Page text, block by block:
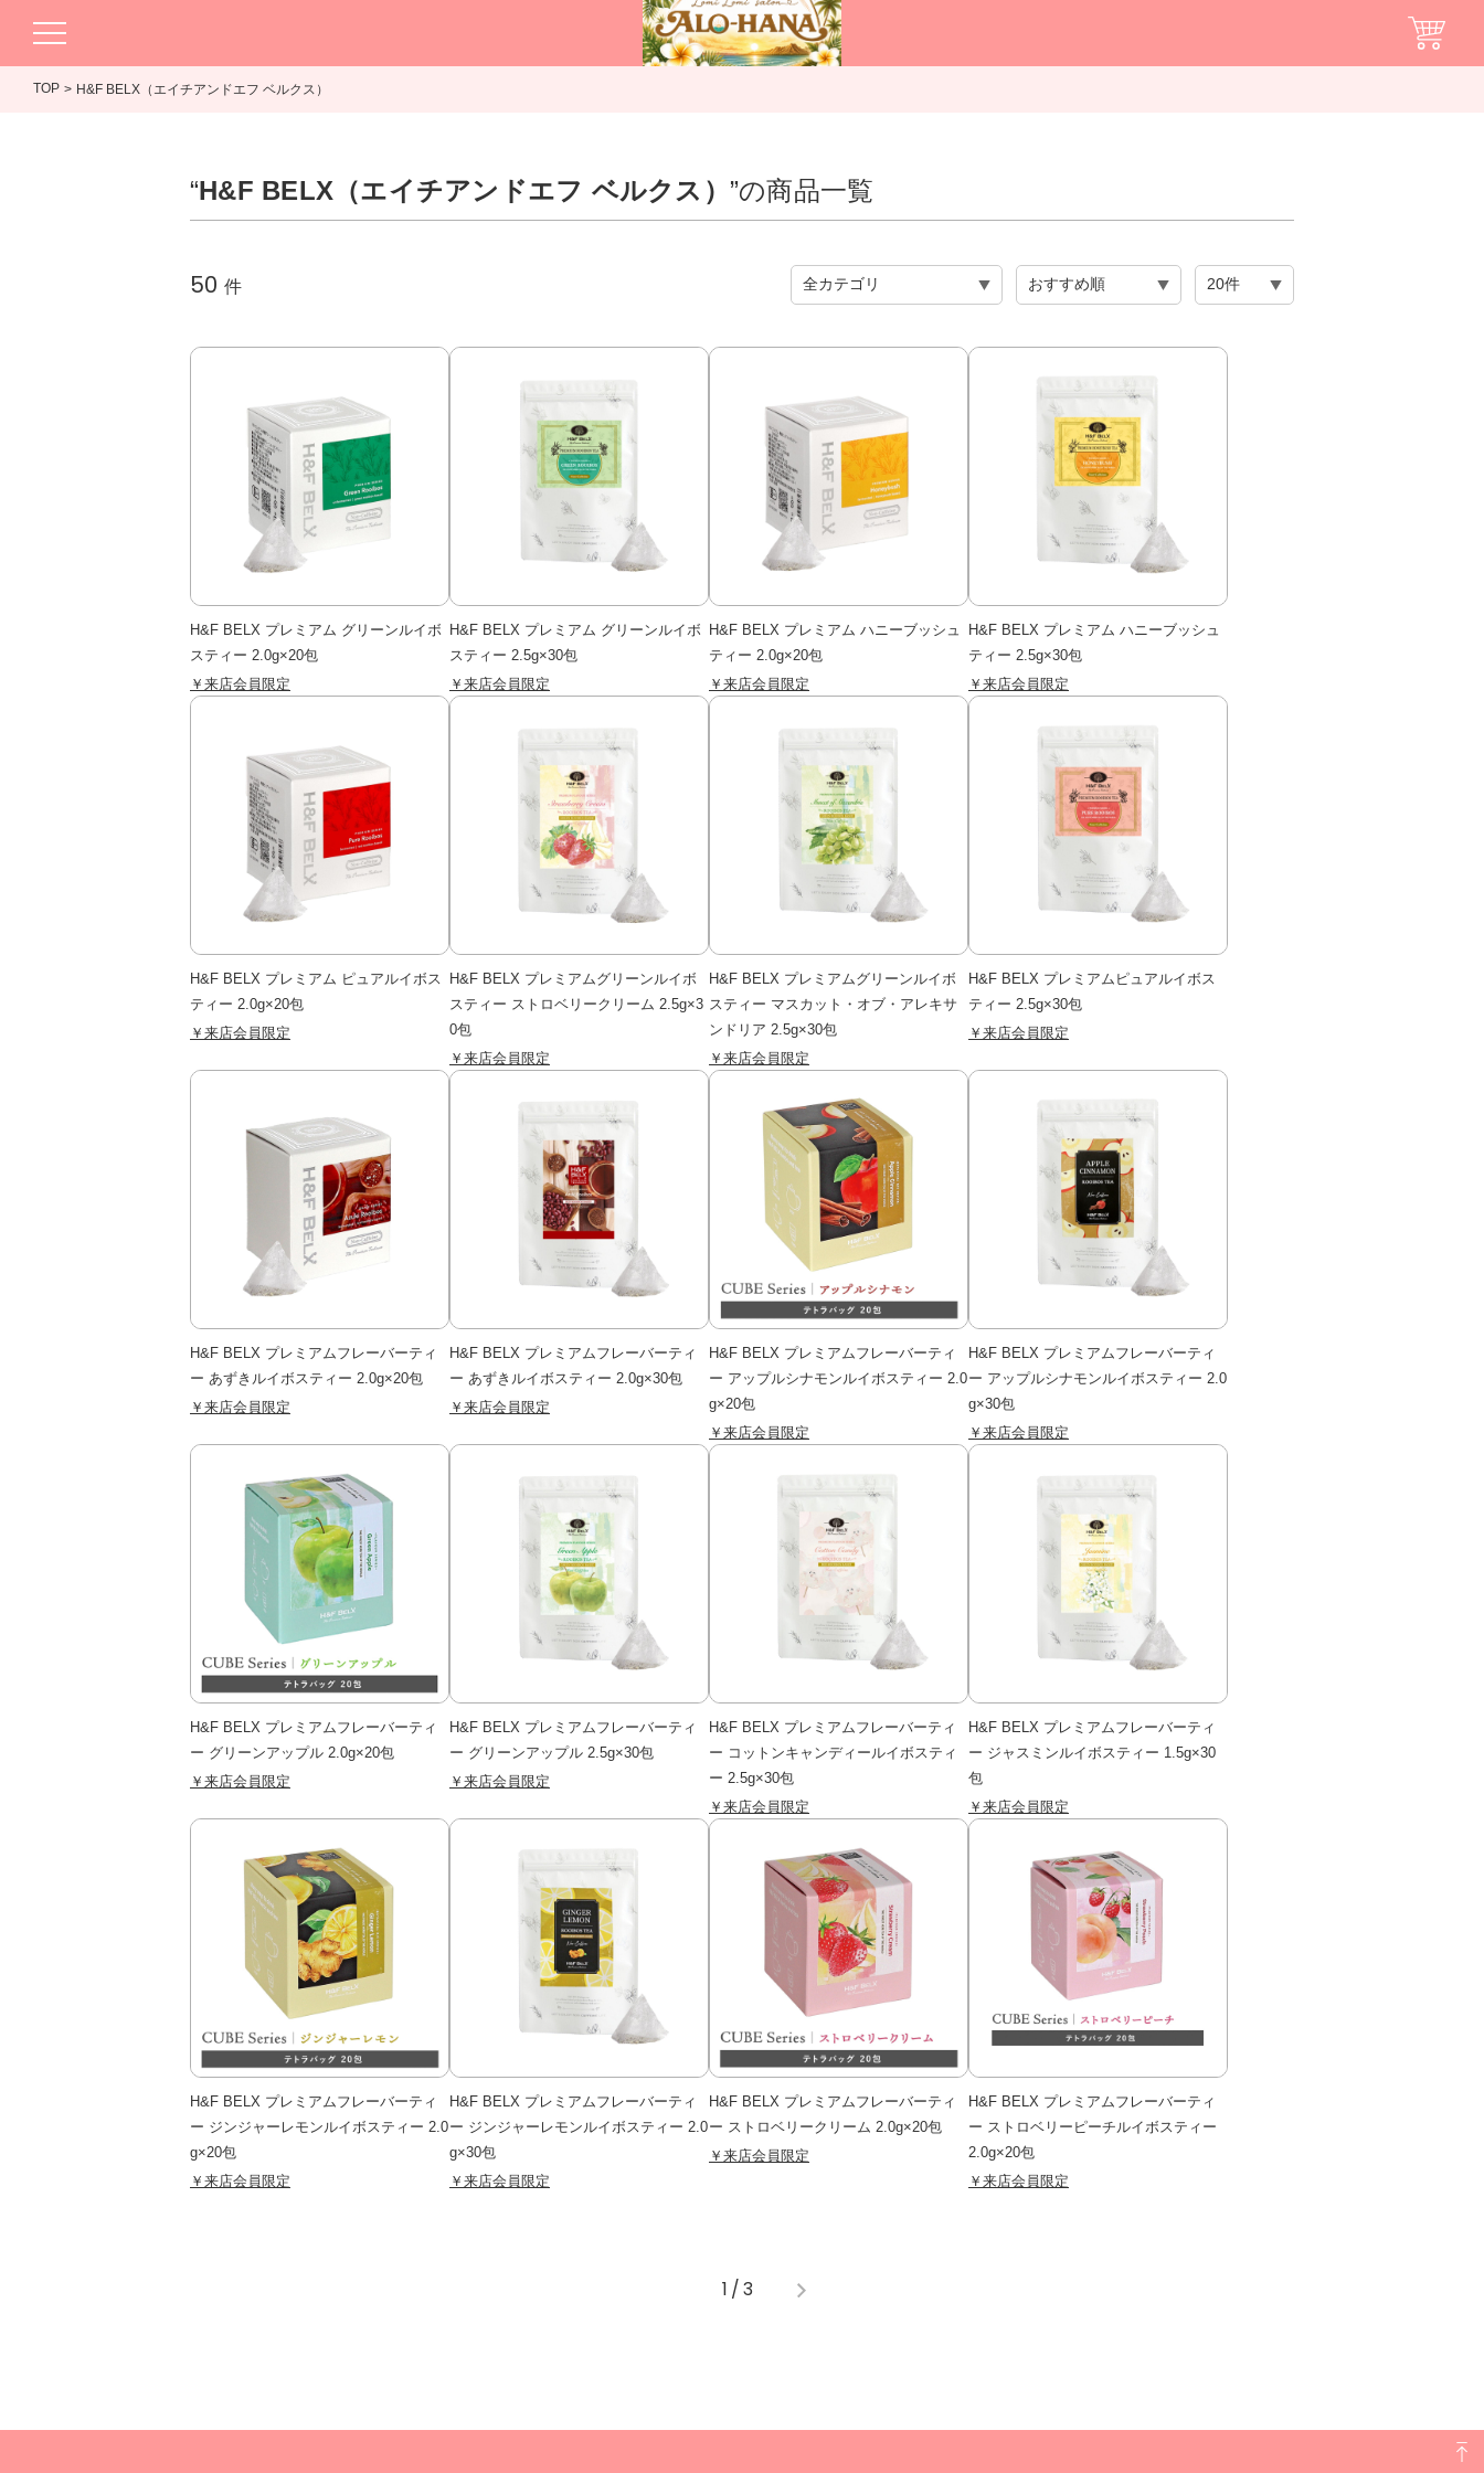
TOP H&F BELX（エイチアンドエフ ベルクス）
“H&F BELX（エイチアンドエフ ベルクス） ”の商品一覧
50 件
H&F BELX プレミアム グリーンルイボ
スティー 2.0g×20包
￥来店会員限定
H&F BELX プレミアム グリーンルイボ
スティー 2.5g×30包
￥来店会員限定
H&F BELX プレミアム ハニーブッシュ
ティー 2.0g×20包
￥来店会員限定
H&F BELX プレミアム ハニーブッシュ
ティー 2.5g×30包
￥来店会員限定
H&F BELX プレミアム ピュアルイボス
ティー 2.0g×20包
￥来店会員限定
H&F BELX プレミアムグリーンルイボ
スティー ストロベリークリーム 2.5g×3
0包
￥来店会員限定
H&F BELX プレミアムグリーンルイボ
スティー マスカット・オブ・アレキサ
ンドリア 2.5g×30包
￥来店会員限定
H&F BELX プレミアムピュアルイボス
ティー 2.5g×30包
￥来店会員限定
H&F BELX プレミアムフレーバーティ
ー あずきルイボスティー 2.0g×20包
￥来店会員限定
H&F BELX プレミアムフレーバーティ
ー あずきルイボスティー 2.0g×30包
￥来店会員限定
H&F BELX プレミアムフレーバーティ
ー アップルシナモンルイボスティー 2.0
g×20包
￥来店会員限定
H&F BELX プレミアムフレーバーティ
ー アップルシナモンルイボスティー 2.0
g×30包
￥来店会員限定
H&F BELX プレミアムフレーバーティ
ー グリーンアップル 2.0g×20包
￥来店会員限定
H&F BELX プレミアムフレーバーティ
ー グリーンアップル 2.5g×30包
￥来店会員限定
H&F BELX プレミアムフレーバーティ
ー コットンキャンディールイボスティ
ー 2.5g×30包
￥来店会員限定
H&F BELX プレミアムフレーバーティ
ー ジャスミンルイボスティー 1.5g×30
包
￥来店会員限定
H&F BELX プレミアムフレーバーティ
ー ジンジャーレモンルイボスティー 2.0
g×20包
￥来店会員限定
H&F BELX プレミアムフレーバーティ
ー ジンジャーレモンルイボスティー 2.0
g×30包
￥来店会員限定
H&F BELX プレミアムフレーバーティ
ー ストロベリークリーム 2.0g×20包
￥来店会員限定
H&F BELX プレミアムフレーバーティ
ー ストロベリーピーチルイボスティー
2.0g×20包
￥来店会員限定
1 /3